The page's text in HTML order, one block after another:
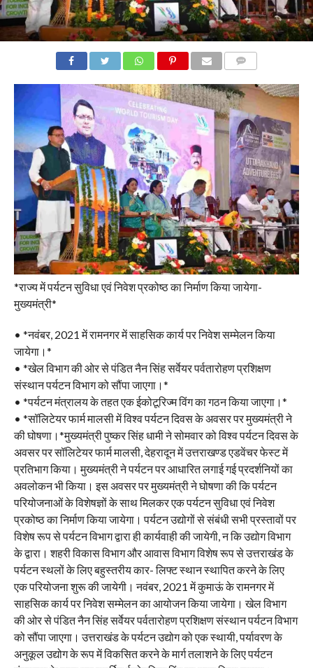
*राज्य में पर्यटन सुविधा एवं निवेश प्रकोष्ठ का निर्माण किया जायेगा-
मुख्यमंत्री*
• *नवंबर, 2021 में रामनगर में साहसिक कार्य पर निवेश सम्मेलन किया
जायेगा।*
• *खेल विभाग की ओर से पंडित नैन सिंह सर्वेयर पर्वतारोहण प्रशिक्षण
संस्थान पर्यटन विभाग को सौंपा जाएगा।*
• *पर्यटन मंत्रालय के तहत एक ईकोटूरिज्म विंग का गठन किया जाएगा।*
• *सॉलिटेयर फार्म मालसी में विश्व पर्यटन दिवस के अवसर पर मुख्यमंत्री ने
की घोषणा।*मुख्यमंत्री पुष्कर सिंह धामी ने सोमवार को विश्व पर्यटन दिवस के
अवसर पर सॉलिटेयर फार्म मालसी, देहरादून में उत्तराखण्ड एडवेंचर फेस्ट में
प्रतिभाग किया। मुख्यमंत्री ने पर्यटन पर आधारित लगाई गई प्रदर्शनियों का
अवलोकन भी किया। इस अवसर पर मुख्यमंत्री ने घोषणा की कि पर्यटन
परियोजनाओं के विशेषज्ञों के साथ मिलकर एक पर्यटन सुविधा एवं निवेश
प्रकोष्ठ का निर्माण किया जायेगा। पर्यटन उद्योगों से संबंधी सभी प्रस्तावों पर
विशेष रूप से पर्यटन विभाग द्वारा ही कार्यवाही की जायेगी, न कि उद्योग विभाग
के द्वारा। शहरी विकास विभाग और आवास विभाग विशेष रूप से उत्तराखंड के
पर्यटन स्थलों के लिए बहुस्तरीय कार- लिफ्ट स्थान स्थापित करने के लिए
एक परियोजना शुरू की जायेगी। नवंबर, 2021 में कुमाऊं के रामनगर में
साहसिक कार्य पर निवेश सम्मेलन का आयोजन किया जायेगा। खेल विभाग
की ओर से पंडित नैन सिंह सर्वेयर पर्वतारोहण प्रशिक्षण संस्थान पर्यटन विभाग
को सौंपा जाएगा। उत्तराखंड के पर्यटन उद्योग को एक स्थायी, पर्यावरण के
अनुकूल उद्योग के रूप में विकसित करने के मार्ग तलाशने के लिए पर्यटन